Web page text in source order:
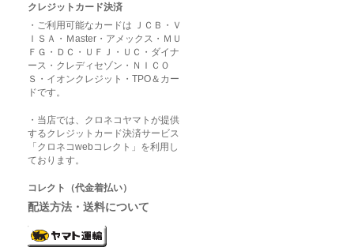
クレジットカード決済
・ご利用可能なカードは ＪＣＢ・Ｖ
ＩＳＡ・Ｍaster・アメックス・ＭＵ
ＦＧ・ＤＣ・ＵＦＪ・ＵＣ・ダイナ
ース・クレディセゾン・ＮＩＣＯ
Ｓ・イオンクレジット・TPO＆カー
ドです。
・当店では、クロネコヤマトが提供
するクレジットカード決済サービス
「クロネコwebコレクト」を利用し
ております。
コレクト（代金着払い）
配送方法・送料について